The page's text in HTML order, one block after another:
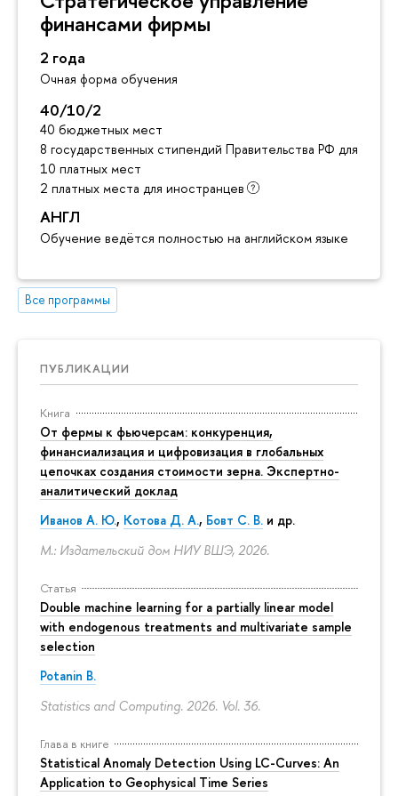
финансами фирмы
2 года
Очная форма обучения
40/10/2
40 бюджетных мест
8 государственных стипендий Правительства РФ для
10 платных мест
2 платных места для иностранцев
АНГЛ
Обучение ведётся полностью на английском языке
Все программы
ПУБЛИКАЦИИ
Книга
От фермы к фьючерсам: конкуренция,
финансиализация и цифровизация в глобальных
цепочках создания стоимости зерна. Экспертно-
аналитический доклад
Иванов А. Ю., Котова Д. А., Бовт С. В. и др.
М.: Издательский дом НИУ ВШЭ, 2026.
Статья
Double machine learning for a partially linear model
with endogenous treatments and multivariate sample
selection
Potanin B.
Statistics and Computing. 2026. Vol. 36.
Глава в книге
Statistical Anomaly Detection Using LC-Curves: An
Application to Geophysical Time Series